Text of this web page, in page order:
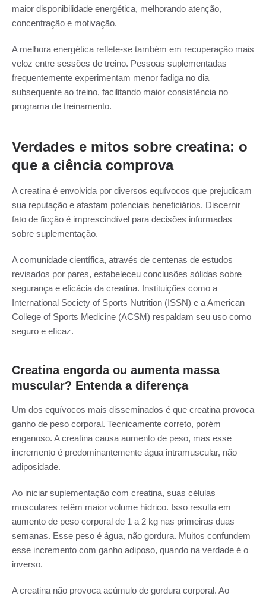
maior disponibilidade energética, melhorando atenção,
concentração e motivação.
A melhora energética reflete-se também em recuperação mais
veloz entre sessões de treino. Pessoas suplementadas
frequentemente experimentam menor fadiga no dia
subsequente ao treino, facilitando maior consistência no
programa de treinamento.
Verdades e mitos sobre creatina: o
que a ciência comprova
A creatina é envolvida por diversos equívocos que prejudicam
sua reputação e afastam potenciais beneficiários. Discernir
fato de ficção é imprescindível para decisões informadas
sobre suplementação.
A comunidade científica, através de centenas de estudos
revisados por pares, estabeleceu conclusões sólidas sobre
segurança e eficácia da creatina. Instituições como a
International Society of Sports Nutrition (ISSN) e a American
College of Sports Medicine (ACSM) respaldam seu uso como
seguro e eficaz.
Creatina engorda ou aumenta massa
muscular? Entenda a diferença
Um dos equívocos mais disseminados é que creatina provoca
ganho de peso corporal. Tecnicamente correto, porém
enganoso. A creatina causa aumento de peso, mas esse
incremento é predominantemente água intramuscular, não
adiposidade.
Ao iniciar suplementação com creatina, suas células
musculares retêm maior volume hídrico. Isso resulta em
aumento de peso corporal de 1 a 2 kg nas primeiras duas
semanas. Esse peso é água, não gordura. Muitos confundem
esse incremento com ganho adiposo, quando na verdade é o
inverso.
A creatina não provoca acúmulo de gordura corporal. Ao